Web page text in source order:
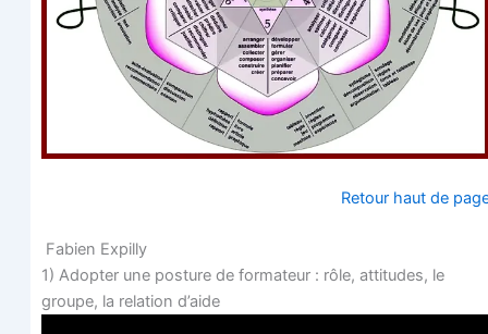
Retour haut de
Fabien Expilly
1) Adop­ter une pos­ture de for­ma­teur : rôle, atti­tudes, le
groupe, la rela­tion d’aide